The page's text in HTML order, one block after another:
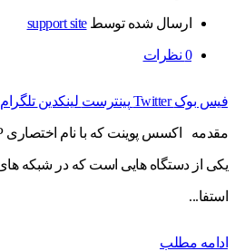
ارسال شده توسطsupport site
0 نظرات
فیس بوک Twitter پینترست لینکدین تلگرام
استفا...
ادامه مطلب